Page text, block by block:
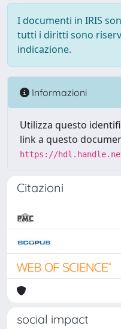
I documenti in IRIS
tutti i diritti sono
indicazione.
Informazioni
Utilizza questo
link a questo
https://
Citazioni
social impact